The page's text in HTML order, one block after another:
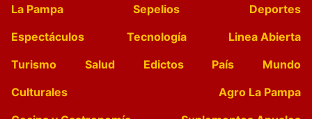
La Pampa Sepelios
Deportes
Espectáculos
Tecnología
Linea Abierta
Turismo
Salud Edictos País
Mundo
Culturales
Agro La Pampa